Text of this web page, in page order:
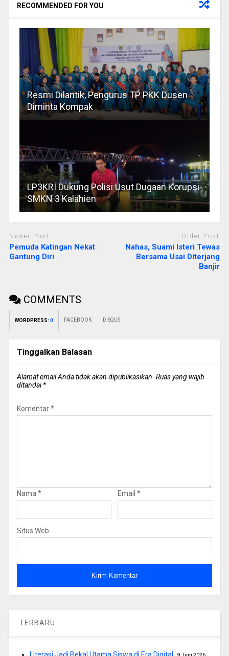
RECOMMENDED FOR YOU
Resmi Dilantik, Pengurus TP PKK Dusen
Diminta Kompak
LP3KRI Dukung Polisi Usut Dugaan Korupsi
SMKN 3 Kalahien
Newer Post
Pemuda Katingan Nekat
Gantung Diri
Older Post
Nahas, Suami Isteri Tewas
Bersama Usai Diterjang
Banjir
COMMENTS
WORDPRESS: 0 FACEBOOK: DISQUS:
Tinggalkan Balasan
Alamat email Anda tidak akan dipublikasikan. Ruas yang wajib
ditandai*
Komentar*
Nama * Email *
Situs Web
TERBARU
Literasi Jadi Bekal Utama Siswa di Era Digital